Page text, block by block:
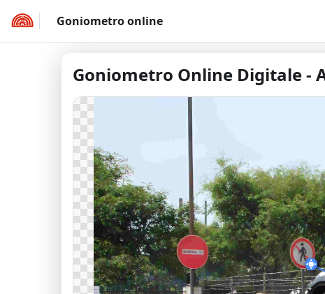
Goniometro online
Goniometro Online Digitale -